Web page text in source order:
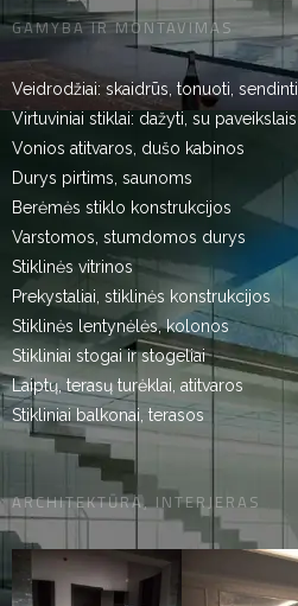
GAMYBA IR MONTAVIMAS
Veidrodžiai: skaidrūs, tonuoti, sendinti
Virtuviniai stiklai: dažyti, su paveikslais
Vonios atitvaros, dušo kabinos
Durys pirtims, saunoms
Berėmės stiklo konstrukcijos
Varstomos, stumdomos durys
Stiklinės vitrinos
Prekystaliai, stiklinės konstrukcijos
Stiklinės lentynėlės, kolonos
Stikliniai stogai ir stogeliai
Laiptų, terasų turėklai, atitvaros
Stikliniai balkonai, terasos
ARCHITEKTŪRA, INTERJERAS